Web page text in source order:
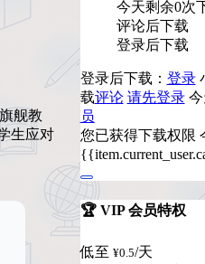
舰教
生应对
今天剩余0次
评论后下载
登录后下载
登录后下载： 登录
载评论 请先登录
员
您已获得下载权限
🏆 VIP 会员特权
低至 ¥0.5/天